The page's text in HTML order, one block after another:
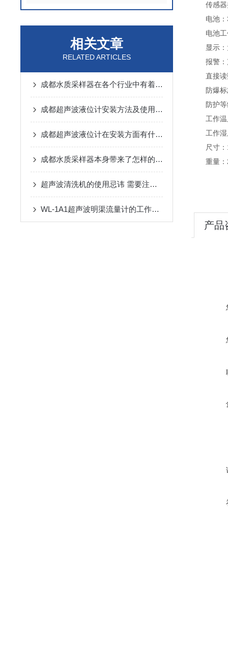
相关文章
RELATED ARTICLES
成都水质采样器在各个行业中有着怎样的作用呢？
成都超声波液位计安装方法及使用注意事项
成都超声波液位计在安装方面有什么要领？
成都水质采样器本身带来了怎样的特点呢？
超声波清洗机的使用忌讳 需要注意什么
WL-1A1超声波明渠流量计的工作原理
传感器
电池：
电池工
显示：
报警：
直接读数
防爆标
防护等
工作温
工作湿
尺寸：
重量：
产品